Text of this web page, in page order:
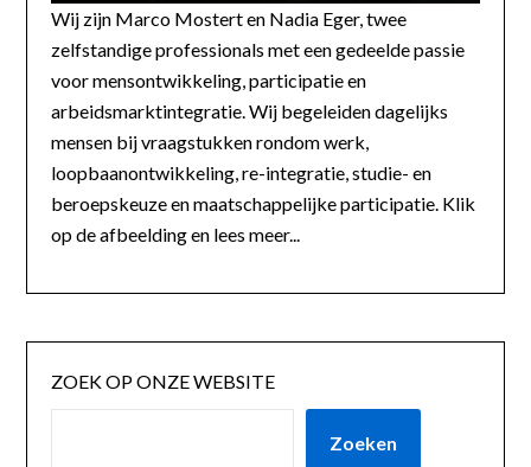
Wij zijn Marco Mostert en Nadia Eger, twee
zelfstandige professionals met een gedeelde passie
voor mensontwikkeling, participatie en
arbeidsmarktintegratie. Wij begeleiden dagelijks
mensen bij vraagstukken rondom werk,
loopbaanontwikkeling, re-integratie, studie- en
beroepskeuze en maatschappelijke participatie. Klik
op de afbeelding en lees meer...
ZOEK OP ONZE WEBSITE
Zoeken